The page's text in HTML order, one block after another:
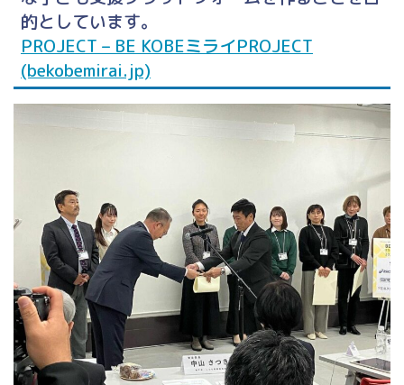
的としています。
PROJECT – BE KOBEミライPROJECT
(bekobemirai.jp)